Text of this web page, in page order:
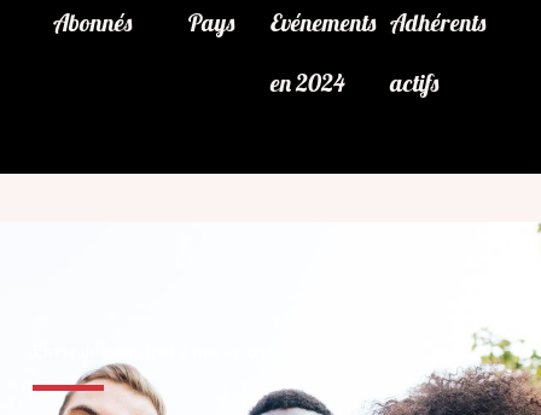
Abonnés Pays
Evénements
en 2024
Adhérents
actifs